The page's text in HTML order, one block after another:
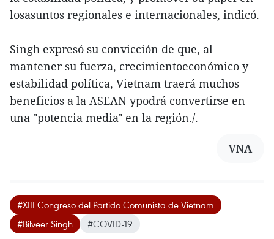
losasuntos regionales e internacionales, indicó.
Singh expresó su convicción de que, al
mantener su fuerza, crecimientoeconómico y
estabilidad política, Vietnam traerá muchos
beneficios a la ASEAN ypodrá convertirse en
una "potencia media" en la región./.
VNA
#XIII Congreso del Partido Comunista de Vietnam
#Bilveer Singh
#COVID-19